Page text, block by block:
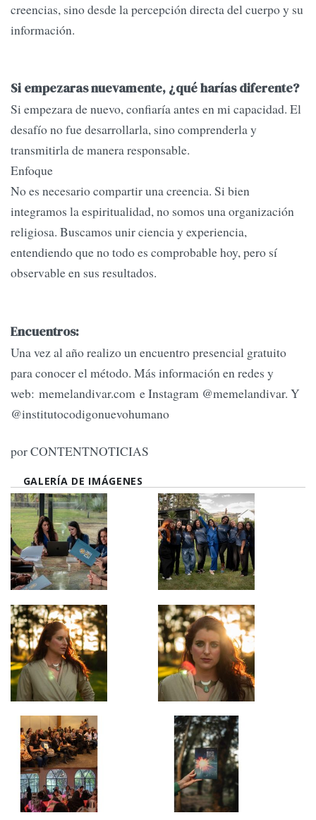
creencias, sino desde la percepción directa del cuerpo y su
información.
Si empezaras nuevamente, ¿qué harías diferente?
Si empezara de nuevo, confiaría antes en mi capacidad. El
desafío no fue desarrollarla, sino comprenderla y
transmitirla de manera responsable.
Enfoque
No es necesario compartir una creencia. Si bien
integramos la espiritualidad, no somos una organización
religiosa. Buscamos unir ciencia y experiencia,
entendiendo que no todo es comprobable hoy, pero sí
observable en sus resultados.
Encuentros:
Una vez al año realizo un encuentro presencial gratuito
para conocer el método. Más información en redes y
web: memelandivar.com e Instagram @memelandivar. Y
@institutocodigonuevohumano
por CONTENTNOTICIAS
GALERÍA DE IMÁGENES